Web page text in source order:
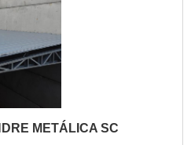
queima mais
se para
de desempenho
de Caldeiras/
Térmico da Heat
conosco hoje
como podemos
METÁLICA SC